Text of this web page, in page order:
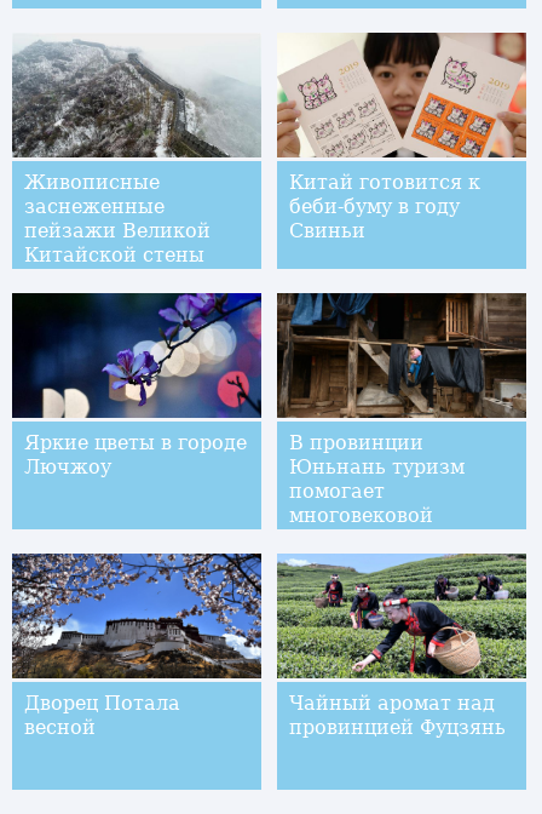
Живописные
заснеженные
пейзажи Великой
Китайской стены
Китай готовится к
беби-буму в году
Свиньи
Яркие цветы в городе
Лючжоу
В провинции
Юньнань туризм
помогает
многовековой
бедностью
Дворец Потала
весной
Чайный аромат над
провинцией Фуцзянь